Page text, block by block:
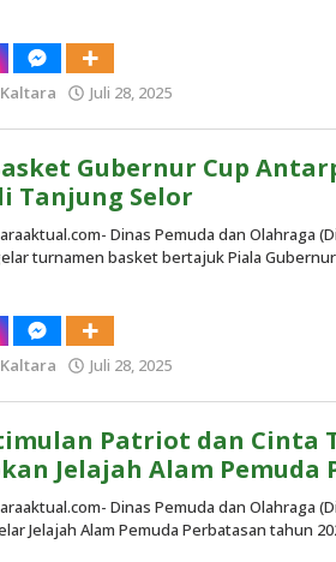
Juli 28, 2025
Gubernur Cup
Tanjung Selor
Dinas Pemuda dan Olahraga
turnamen basket bertajuk Piala Gubernur
Juli 28, 2025
Patriot dan Cinta
Jelajah Alam Pemuda
Dinas Pemuda dan Olahraga
Jelajah Alam Pemuda Perbatasan tahun